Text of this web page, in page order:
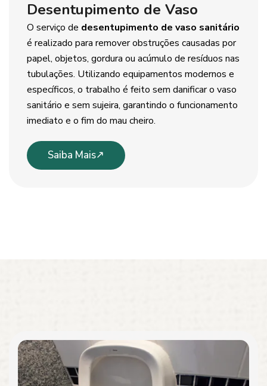
Desentupimento de Vaso
O serviço de desentupimento de vaso sanitário
é realizado para remover obstruções causadas por
papel, objetos, gordura ou acúmulo de resíduos nas
tubulações. Utilizando equipamentos modernos e
específicos, o trabalho é feito sem danificar o vaso
sanitário e sem sujeira, garantindo o funcionamento
imediato e o fim do mau cheiro.
Saiba Mais